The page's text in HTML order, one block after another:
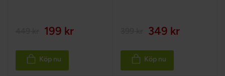
199 kr
Köp nu
349 kr
Köp nu